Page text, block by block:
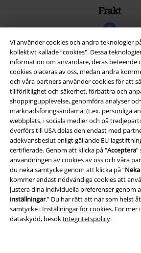
Vi använder cookies och andra teknologier
kollektivt kallade “cookies". Dessa
information om användare, deras beteende
cookies placeras av oss, medan andra
och våra partners använder cookies för att
tillförlitlighet och säkerhet, förbättra och
shoppingupplevelse, genomföra analyser
marknadsföringsändamål (t.ex. personliga
webbplats, i sociala medier och på
överförs till USA delas den endast med
adekvansbeslut enligt gällande EU-
certifierade. Genom att klicka på “Acceptera
användningen av cookies av oss och våra
du neka samtycke genom att klicka på “
kommer endast nödvändiga cookies att
justera dina individuella preferenser genom
inställningar.” Du har rätt att när som helst
samtycke i Inställningar för cookies. För mer
dataskydd, besök Integritetspolicy.
Frakt
EMP-appen
Ladda ner EMP-appen nu och ta del
A Warner Music Group